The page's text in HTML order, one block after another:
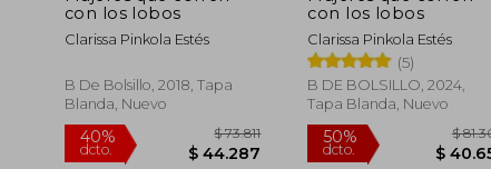
con los lobos
Clarissa Pinkola Estés
B De Bolsillo, 2018, Tapa
Blanda, Nuevo
con los lobos
Clarissa Pinkola Estés
(5)
B DE BOLSILLO, 2024,
Tapa Blanda, Nuevo